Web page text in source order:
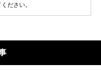
ください。